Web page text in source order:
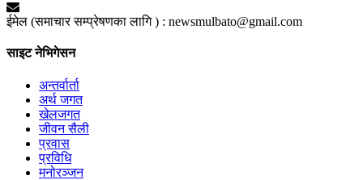
ईमेल (समाचार सम्प्रेषणका लागि ) : newsmulbato@gmail.com
साइट नेभिगेसन
अन्तर्वार्ता
अर्थ जगत
खेलजगत
जीवन सैली
प्रवास
प्रविधि
मनोरञ्जन